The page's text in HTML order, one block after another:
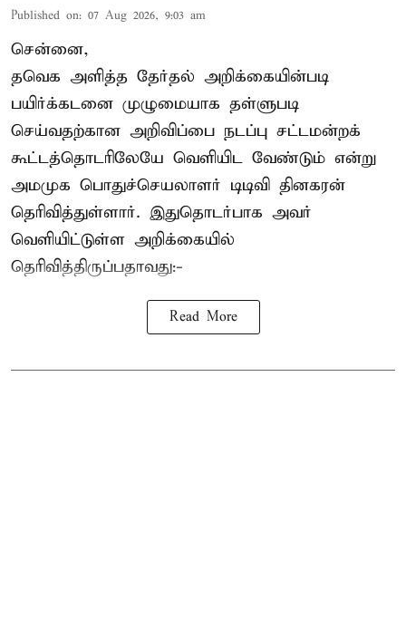
Published on: 07 Aug 2026, 9:03 am
சென்னை,
தவெக அளித்த தேர்தல் அறிக்கையின்படி
பயிர்க்கடனை முழுமையாக தள்ளுபடி
செய்வதற்கான அறிவிப்பை நடப்பு சட்டமன்றக்
கூட்டத்தொடரிலேயே வெளியிட வேண்டும் என்று
அமமுக பொதுச்செயலாளர் டிடிவி தினகரன்
தெரிவித்துள்ளார். இதுதொடர்பாக அவர்
வெளியிட்டுள்ள அறிக்கையில்
தெரிவித்திருப்பதாவது:-
Read More